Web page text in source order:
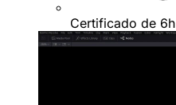
Certificado de 6h